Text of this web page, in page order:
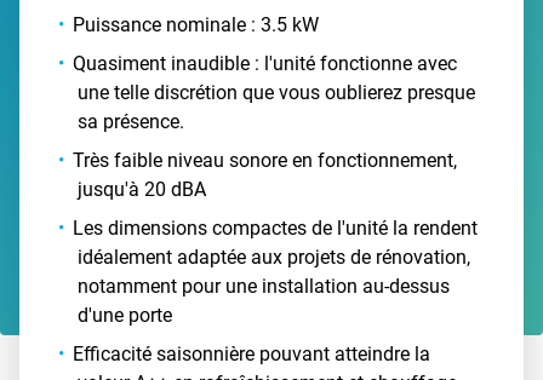
Puissance nominale : 3.5 kW
Quasiment inaudible : l'unité fonctionne avec
une telle discrétion que vous oublierez presque
sa présence.
Très faible niveau sonore en fonctionnement,
jusqu'à 20 dBA
Les dimensions compactes de l'unité la rendent
idéalement adaptée aux projets de rénovation,
notamment pour une installation au-dessus
d'une porte
Efficacité saisonnière pouvant atteindre la